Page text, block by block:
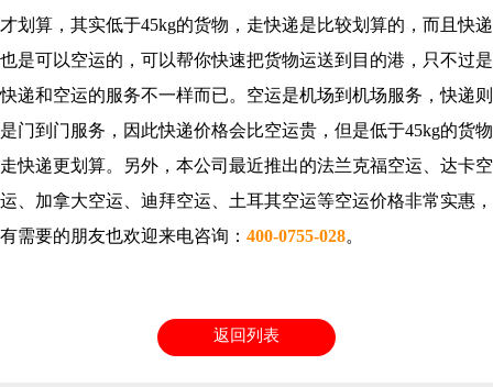
才划算，其实低于45kg的货物，走快递是比较划算的，而且快递
也是可以空运的，可以帮你快速把货物运送到目的港，只不过是
快递和空运的服务不一样而已。空运是机场到机场服务，快递则
是门到门服务，因此快递价格会比空运贵，但是低于45kg的货物
走快递更划算。另外，本公司最近推出的法兰克福空运、 达卡空
运、加拿大空运、迪拜空运、 土耳其空运等空运价格非常实惠，
有需要的朋友也欢迎来电咨询： 400-0755-028。
返回列表